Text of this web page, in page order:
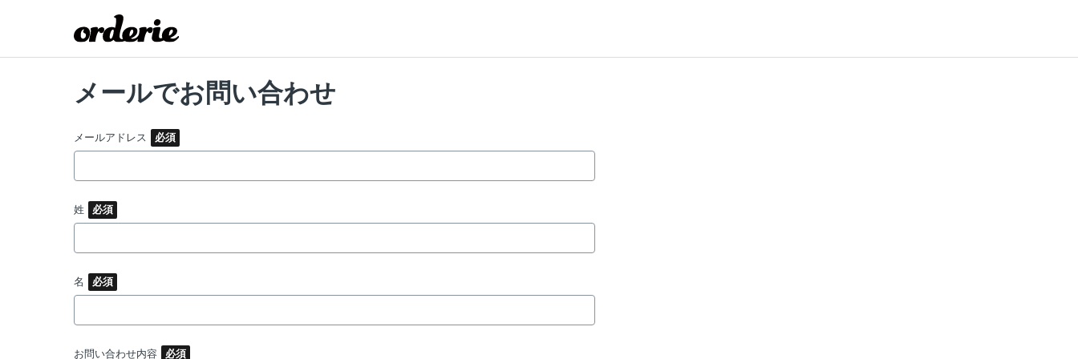
メールでお問い合わせ
メールアドレス
姓
名
お問い合わせ内容